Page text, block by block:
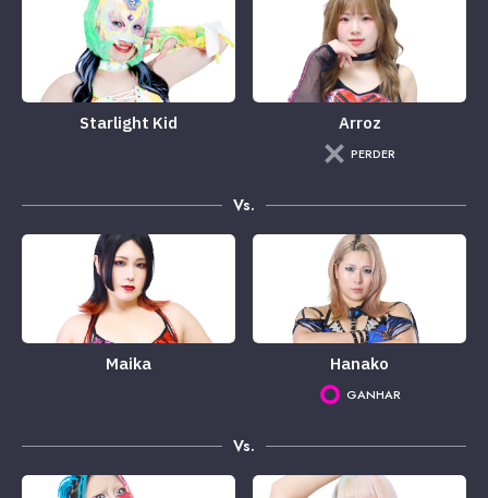
Starlight Kid Arroz
PERDER
Vs.
Maika Hanako
GANHAR
Vs.